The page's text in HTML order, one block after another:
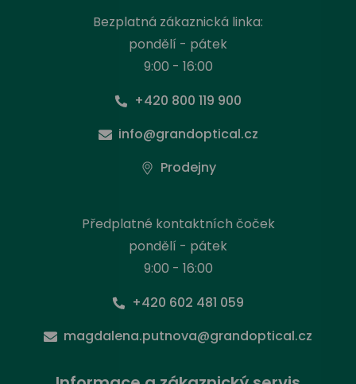
Bezplatná zákaznická linka:
pondělí - pátek
9:00 - 16:00
+420 800 119 900
info@grandoptical.cz
Prodejny
Předplatné kontaktních čoček
pondělí - pátek
9:00 - 16:00
+420 602 481 059
magdalena.putnova@grandoptical.cz